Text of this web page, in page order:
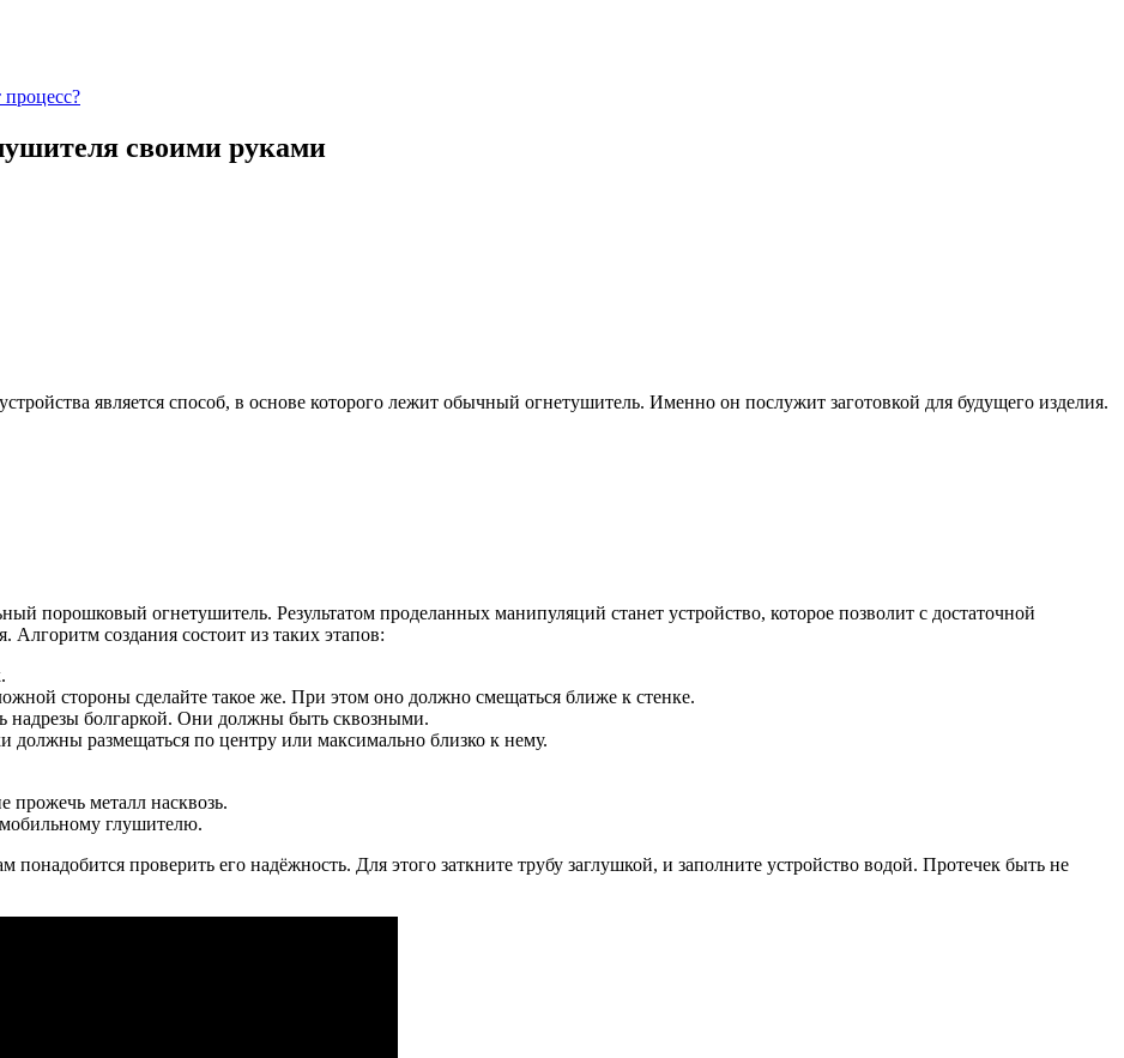
своими руками
является способ, в основе которого лежит обычный огнетушитель. Именно он послужит заготовкой для будущего изделия.
порошковый огнетушитель. Результатом проделанных манипуляций станет устройство, которое позволит с достаточной
Алгоритм создания состоит из таких этапов:
стороны сделайте такое же. При этом оно должно смещаться ближе к стенке.
надрезы болгаркой. Они должны быть сквозными.
должны размещаться по центру или максимально близко к нему.
металл насквозь.
глушителю.
понадобится проверить его надёжность. Для этого заткните трубу заглушкой, и заполните устройство водой. Протечек быть не